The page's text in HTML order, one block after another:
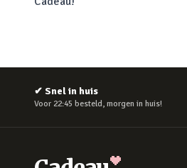
✔ Snel in huis
Voor 22:45 besteld, morgen in huis!